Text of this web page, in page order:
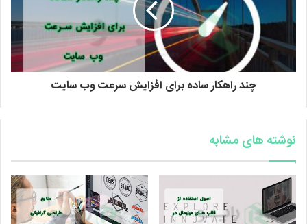
چند راهکار ساده برای افزایش سرعت وب سایت
نوشته های مشابه